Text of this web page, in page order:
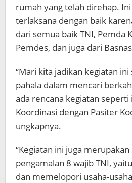
rumah yang telah direhap.
terlaksana dengan baik
dari semua baik TNI, Pemda
Pemdes, dan juga dari
“Mari kita jadikan kegiatan ini
pahala dalam mencari
ada rencana kegiatan seperti
Koordinasi dengan Pasiter
ungkapnya.
“Kegiatan ini juga
pengamalan 8 wajib TNI,
dan memelopori usaha-